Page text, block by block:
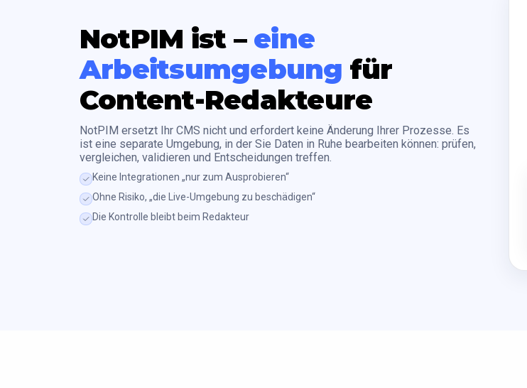
NotPIM ist – eine
Arbeitsumgebung für
Content-Redakteure
NotPIM ersetzt Ihr CMS nicht und erfordert keine Änderung Ihrer Prozesse. Es
ist eine separate Umgebung, in der Sie Daten in Ruhe bearbeiten können: prüfen,
vergleichen, validieren und Entscheidungen treffen.
Keine Integrationen „nur zum Ausprobieren“
Ohne Risiko, „die Live-Umgebung zu beschädigen“
Die Kontrolle bleibt beim Redakteur